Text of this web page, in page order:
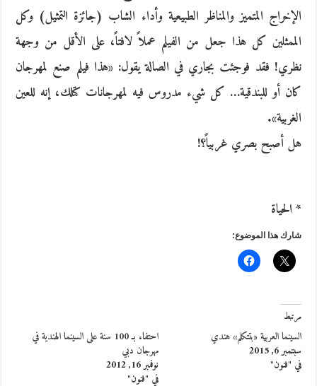
الإخراج المتميز والمناظر الطبيعية وأداء الشاب (جائزة التمثيل) وكل
الممثلين كل هذا جعل من الفيلم عملاً لافتاً، على الأقل من وجهة
نظري! فقد فوجئت بجاري في الصالة يقول: «هذا فيلم صنع لمهرجان
كان أو للبندقية… كل شيء مدروس فيه لمهرجانات كتلك، إنه للعين
الغربية».
هل أصبح بصري غربياً؟!
* الحياة
شارك هذا الموضوع:
مرتبط
السينما العربية «بتتكلم» هندي
سبتمبر 6, 2015
في "فنون"
احتفاء بـ 100 سنة على السينما الهندية في
مهرجان دبي
نوفمبر 16, 2012
في "فنون"